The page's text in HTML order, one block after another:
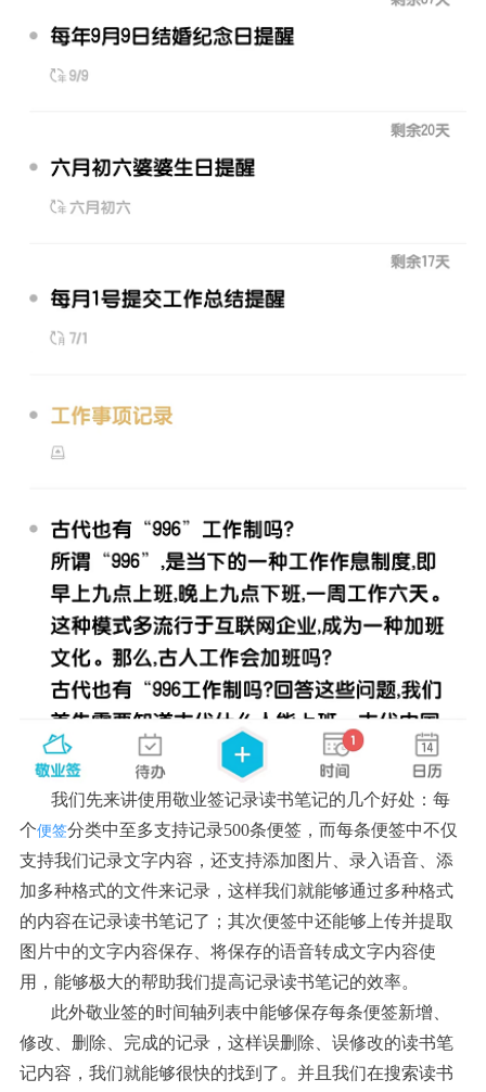
我们先来讲使用敬业签记录读书笔记的几个好处：每
个便签分类中至多支持记录500条便签，而每条便签中不仅
支持我们记录文字内容，还支持添加图片、录入语音、添
加多种格式的文件来记录，这样我们就能够通过多种格式
的内容在记录读书笔记了；其次便签中还能够上传并提取
图片中的文字内容保存、将保存的语音转成文字内容使
用，能够极大的帮助我们提高记录读书笔记的效率。
此外敬业签的时间轴列表中能够保存每条便签新增、
修改、删除、完成的记录，这样误删除、误修改的读书笔
记内容，我们就能够很快的找到了。并且我们在搜索读书